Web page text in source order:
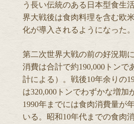
う長い伝統のある日本型食生
界大戦後は食肉料理を含む欧
化が導入されるようになった。
第二次世界大戦の前の好況期
消費は合計で約190,000トンで
計による）。戦後10年余りの
は320,000トンでわずかな増加
1990年までには食肉消費量が
いる。昭和10年代までの食肉